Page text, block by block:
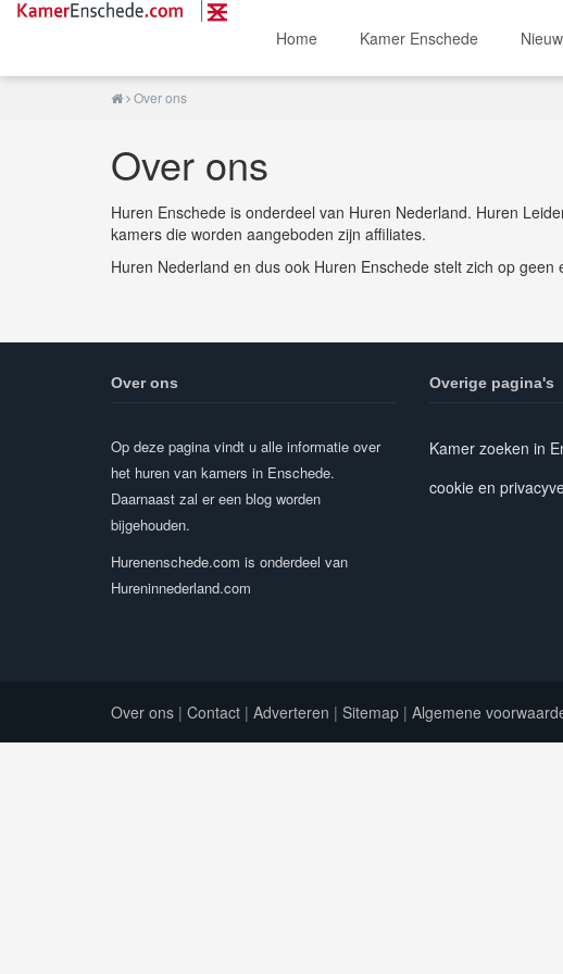
Home Kamer Enschede
Over ons
Over ons
Huren Enschede is onderdeel van Huren Nederland. Huren
kamers die worden aangeboden zijn affiliates.
Huren Nederland en dus ook Huren Enschede stelt zich op
Over ons
Op deze pagina vindt u alle informatie over
het huren van kamers in Enschede.
Daarnaast zal er een blog worden
bijgehouden.
Hurenenschede.com is onderdeel van
Hureninnederland.com
Overige pagina's
Kamer zoeken in
cookie en
Over ons | Contact | Adverteren | Sitemap | Algemene